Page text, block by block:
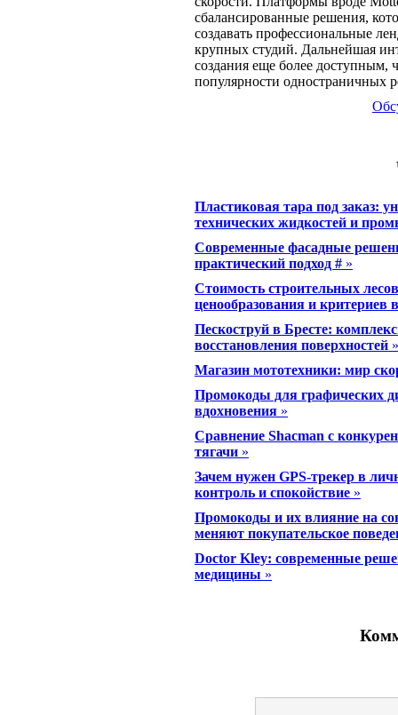
сбалансированные решения,
создавать профессиональные
крупных студий. Дальнейшая
создания еще более доступным,
популярности одностраничных
Пластиковая тара под заказ:
технических жидкостей и
Современные фасадные
практический подход # »
Стоимость строительных
ценообразования и критериев
Пескоструй в Бресте:
восстановления поверхностей »
Магазин мототехники: мир
Промокоды для графических
вдохновения »
Сравнение Shacman с
тягачи »
Зачем нужен GPS-трекер в
контроль и спокойствие »
Промокоды и их влияние на
меняют покупательское
Doctor Kley: современные
медицины »